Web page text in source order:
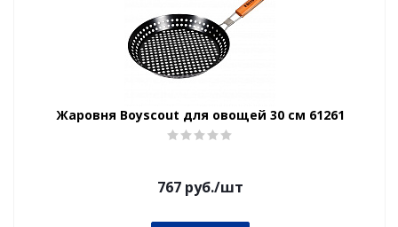
Жаровня Boyscout для овощей 30 см 61261
767руб./шт